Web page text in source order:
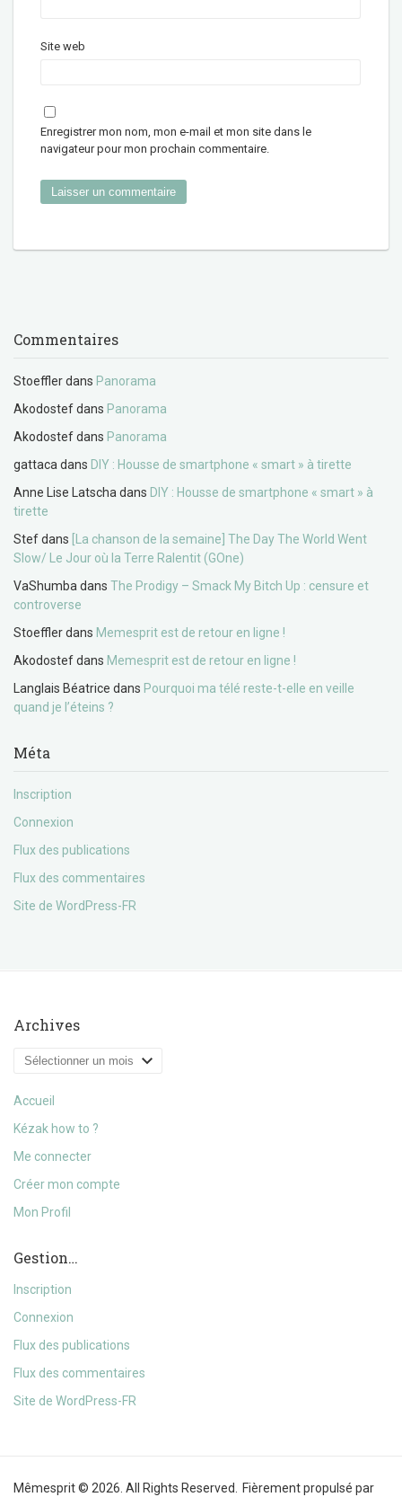
Site web
Enregistrer mon nom, mon e-mail et mon site dans le
navigateur pour mon prochain commentaire.
Commentaires
Stoefflerdans Panorama
Akodostefdans Panorama
Akodostefdans Panorama
gattacadans DIY : Housse de smartphone « smart » à tirette
Anne Lise Latschadans DIY : Housse de smartphone « smart » à
tirette
Stefdans
[La chanson de la semaine] The Day The World Went
Slow/ Le Jour où la Terre Ralentit (GOne)
VaShumbadans The Prodigy – Smack My Bitch Up : censure et
controverse
Stoefflerdans Memesprit est de retour en ligne !
Akodostefdans Memesprit est de retour en ligne !
Langlais Béatrice dans Pourquoi ma télé reste-t-elle en veille
quand je l’éteins ?
Méta
Inscription
Connexion
Flux des publications
Flux des commentaires
Site de WordPress-FR
Archives
Archives
Accueil
Kézak how to ?
Me connecter
Créer mon compte
Mon Profil
Gestion…
Inscription
Connexion
Flux des publications
Flux des commentaires
Site de WordPress-FR
Mêmesprit © 2026. All Rights Reserved. Fièrement propulsé par